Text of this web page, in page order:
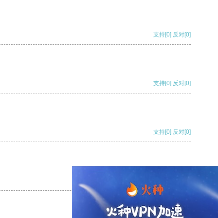
支持[0] 反对[0]
支持[0] 反对[0]
支持[0] 反对[0]